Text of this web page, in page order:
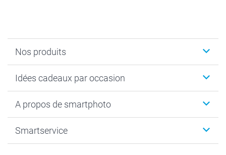
Nos produits
Calendrier photo & Agenda photo
Tirage photo & agrandissement
Faire-part & Cartes
Idées cadeaux par occasion
Anniversaire
Naissance & baptême
A propos de smartphoto
Plan du site
Smartservice